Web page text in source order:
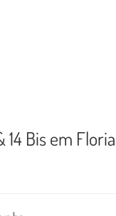
14 Bis em